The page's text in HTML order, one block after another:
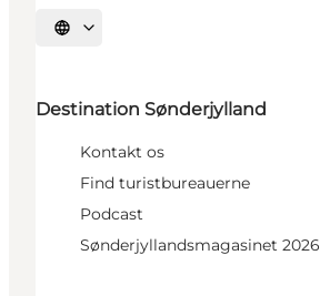
Vælg sprog
Destination Sønderjylland
Kontakt os
Find turistbureauerne
Podcast
Sønderjyllandsmagasinet 2026